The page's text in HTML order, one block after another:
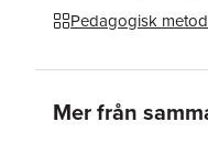
Pedagogisk
Mer från